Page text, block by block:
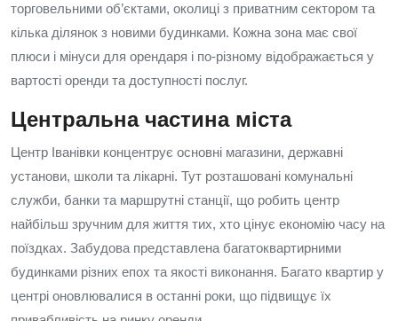
торговельними об’єктами, околиці з приватним сектором та
кілька ділянок з новими будинками. Кожна зона має свої
плюси і мінуси для орендаря і по-різному відображається у
вартості оренди та доступності послуг.
Центральна частина міста
Центр Іванівки концентрує основні магазини, державні
установи, школи та лікарні. Тут розташовані комунальні
служби, банки та маршрутні станції, що робить центр
найбільш зручним для життя тих, хто цінує економію часу на
поїздках. Забудова представлена багатоквартирними
будинками різних епох та якості виконання. Багато квартир у
центрі оновлювалися в останні роки, що підвищує їх